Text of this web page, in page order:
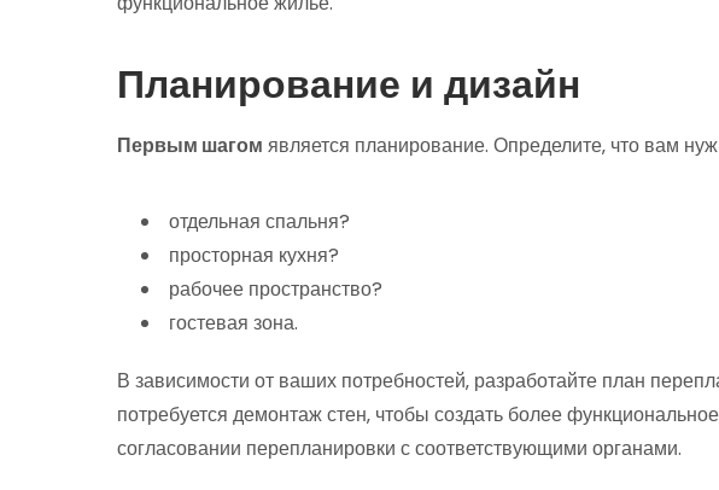
Планирование и дизайн
Первым шагом является планирование. Определите‚ что вам
отдельная спальня?
просторная кухня?
рабочее пространство?
гостевая зона.
В зависимости от ваших потребностей‚ разработайте план
потребуется демонтаж стен‚ чтобы создать более
согласовании перепланировки с соответствующими органами.